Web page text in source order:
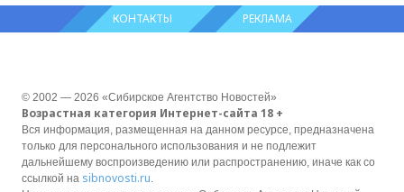
КОНТАКТЫ РЕКЛАМА
© 2002 — 2026 «Сибирское Агентство Новостей»
Возрастная категория Интернет-сайта 18 +
Вся информация, размещенная на данном ресурсе, предназначена
только для персонального использования и не подлежит
дальнейшему воспроизведению или распространению, иначе как со
ссылкой на sibnovosti.ru